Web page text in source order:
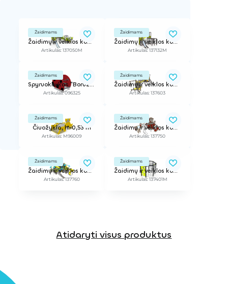
Žaidimams
Žaidimų ir veiklos kompleksas
Artikulas: 137050M
Žaidimams
Žaidimų ir veiklos kompleksas
Artikulas: 137132M
Žaidimams
Spyruokliukas "Boružėlė"
Artikulas: 096325
Žaidimams
Žaidimų ir veiklos kompleksas
Artikulas: 137603
Žaidimams
Čiuožykla, h-0,53 m
Artikulas: M96009
Žaidimams
Žaidimų ir veiklos kompleksas
Artikulas: 137750
Žaidimams
Žaidimų ir veiklos kompleksas
Artikulas: 137760
Žaidimams
Žaidimų ir veiklos kompleksas
Artikulas: 137401M
Atidaryti visus produktus